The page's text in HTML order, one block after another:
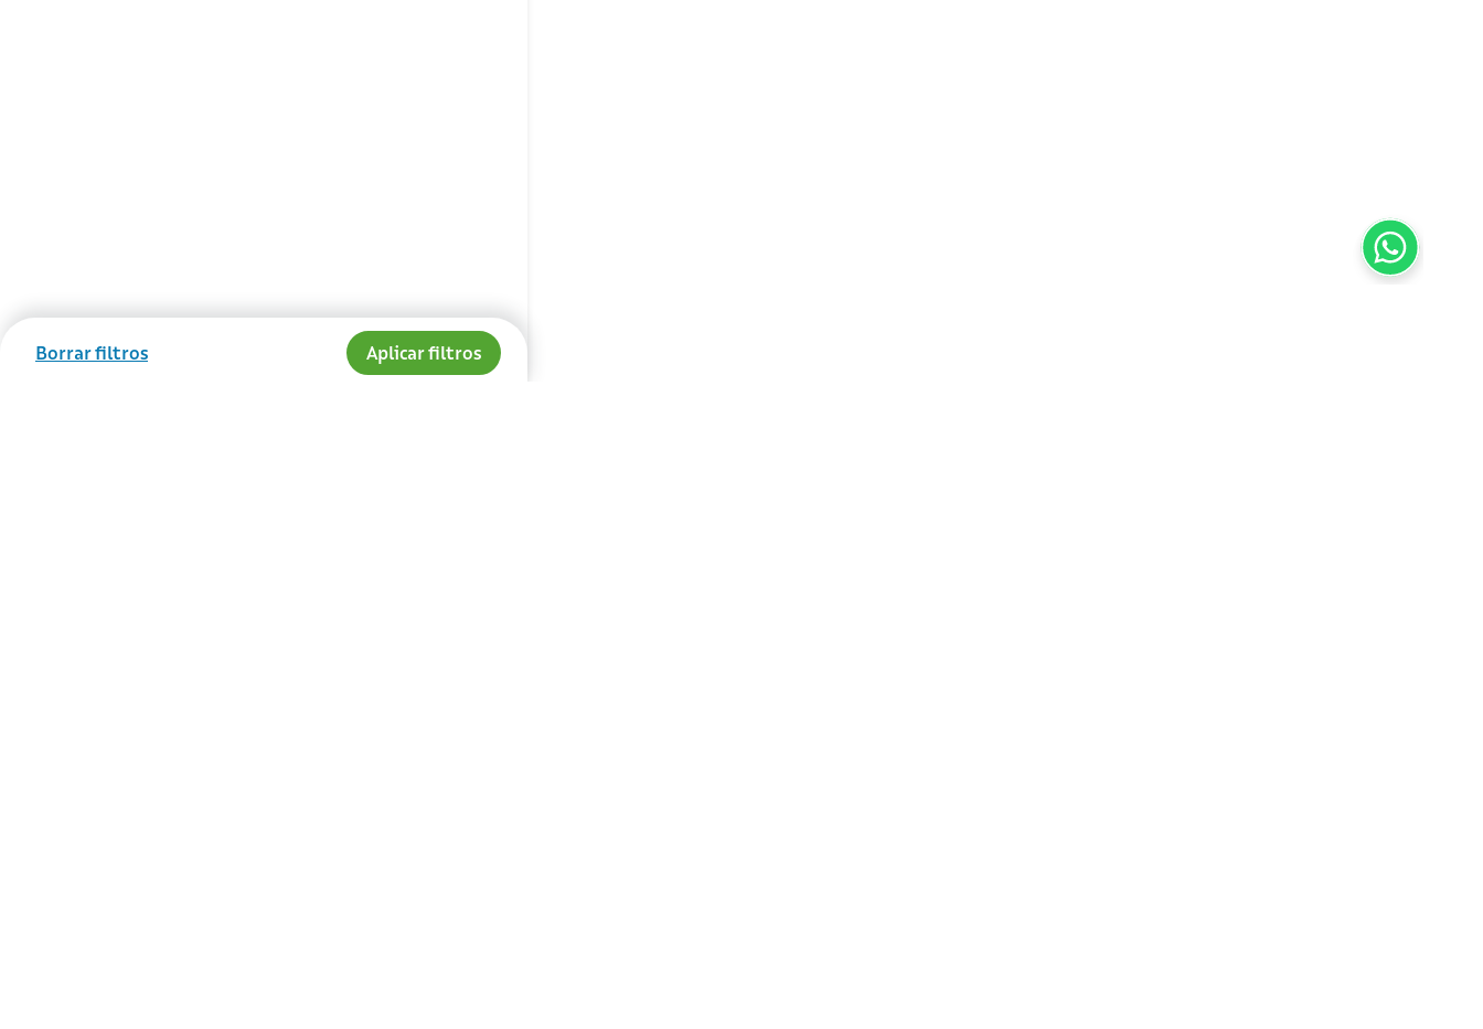
Borrar filtros Aplicar filtros